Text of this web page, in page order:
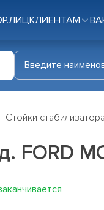
КЛИЕНТАМ
Стойки стабилизатора
FORD